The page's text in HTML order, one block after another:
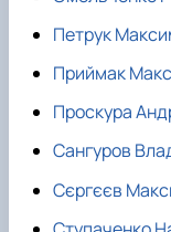
Петрук
Приймак
Проскура
Сангуров
Сєргєєв